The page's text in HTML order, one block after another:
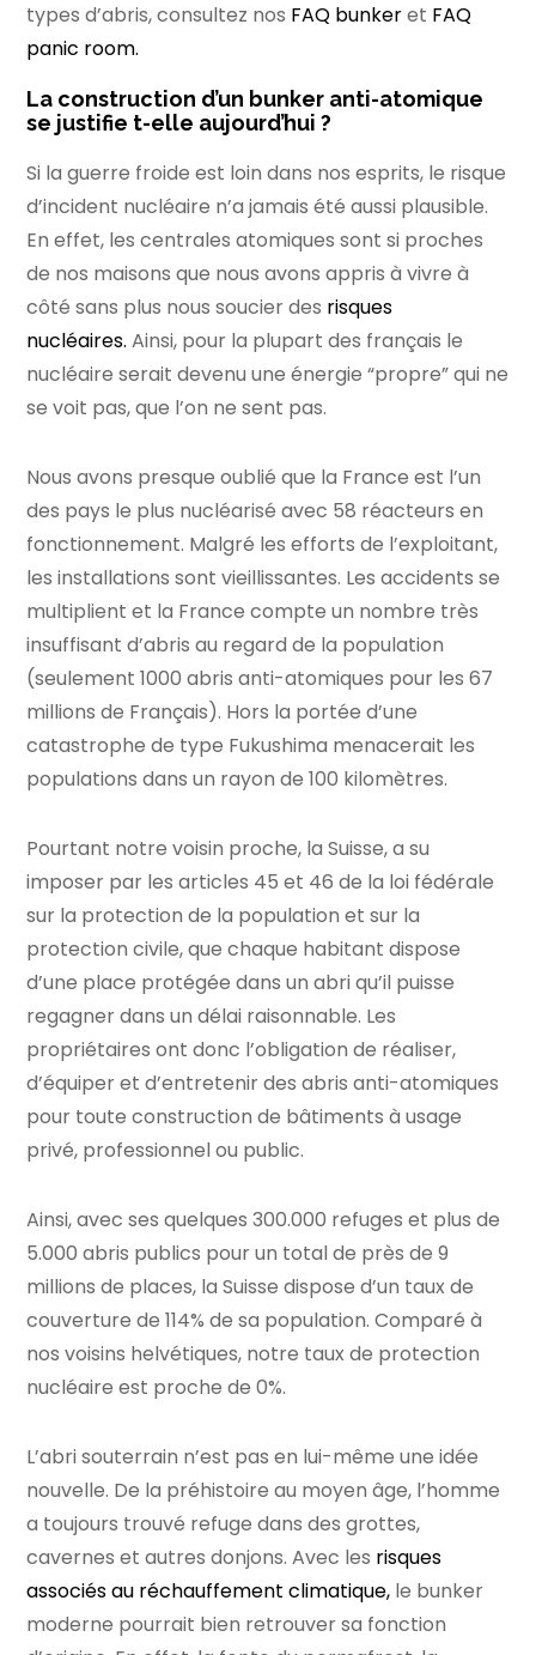
types d’abris, consultez nos FAQ bunkeret FAQ
panic room.
La construction d’un bunker anti-atomique
se justifie t-elle aujourd’hui ?
Si la guerre froide est loin dans nos esprits, le risque
d’incident nucléaire n’a jamais été aussi plausible.
En effet, les centrales atomiques sont si proches
de nos maisons que nous avons appris à vivre à
côté sans plus nous soucier des risques
nucléaires. Ainsi, pour la plupart des français le
nucléaire serait devenu une énergie “propre” qui ne
se voit pas, que l’on ne sent pas.
Nous avons presque oublié que la France est l’un
des pays le plus nucléarisé avec 58 réacteurs en
fonctionnement. Malgré les efforts de l’exploitant,
les installations sont vieillissantes. Les accidents se
multiplient et la France compte un nombre très
insuffisant d’abris au regard de la population
(seulement 1000 abris anti-atomiques pour les 67
millions de Français). Hors la portée d’une
catastrophe de type Fukushima menacerait les
populations dans un rayon de 100 kilomètres.
Pourtant notre voisin proche, la Suisse, a su
imposer par les articles 45 et 46 de la loi fédérale
sur la protection de la population et sur la
protection civile, que chaque habitant dispose
d’une place protégée dans un abri qu’il puisse
regagner dans un délai raisonnable. Les
propriétaires ont donc l’obligation de réaliser,
d’équiper et d’entretenir des abris anti-atomiques
pour toute construction de bâtiments à usage
privé, professionnel ou public.
Ainsi, avec ses quelques 300.000 refuges et plus de
5.000 abris publics pour un total de près de 9
millions de places, la Suisse dispose d’un taux de
couverture de 114% de sa population. Comparé à
nos voisins helvétiques, notre taux de protection
nucléaire est proche de 0%.
L’abri souterrain n’est pas en lui-même une idée
nouvelle. De la préhistoire au moyen âge, l’homme
a toujours trouvé refuge dans des grottes,
cavernes et autres donjons. Avec les risques
associés au réchauffement climatique, le bunker
moderne pourrait bien retrouver sa fonction